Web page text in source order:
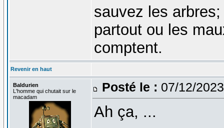
sauvez les
partout ou les
comptent.
Revenir en haut
Baldurien
L'homme qui chutait sur le
macadam
Posté le : 07/12/
Ah ça, ...